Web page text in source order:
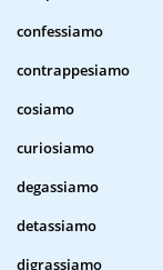
confessiamo
contrappesiamo
cosiamo
curiosiamo
degassiamo
detassiamo
digrassiamo